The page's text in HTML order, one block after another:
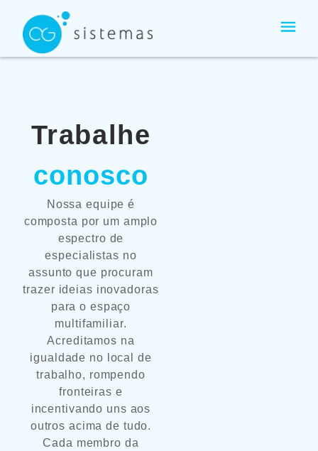
conteúdo
Trabalhe
conosco
Nossa equipe é
composta por um amplo
espectro de
especialistas no
assunto que procuram
trazer ideias inovadoras
para o espaço
multifamiliar.
Acreditamos na
igualdade no local de
trabalho, rompendo
fronteiras e
incentivando uns aos
outros acima de tudo.
Cada membro da